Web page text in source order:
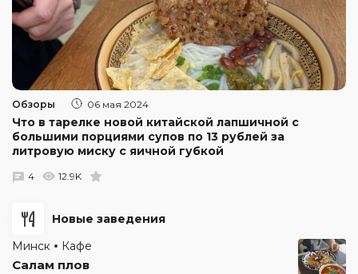
Обзоры 06 мая 2024
Что в тарелке новой китайской лапшичной с
большими порциями супов по 13 рублей за
литровую миску с яичной губкой
4 12.9K
Новые заведения
Минск
Кафе
Салам плов